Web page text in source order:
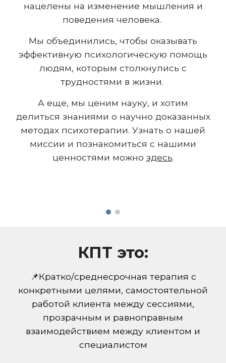
нацелены на изменение мышления и
поведения человека.
Мы объединились, чтобы оказывать
эффективную психологическую помощь
людям, которым столкнулись с
трудностями в жизни.
А еще, мы ценим науку, и хотим
делиться знаниями о научно доказанных
методах психотерапии. Узнать о нашей
миссии и познакомиться с нашими
ценностями можно здесь.
КПТ это:
📌Кратко/среднесрочная терапия c
конкретными целями, самостоятельной
работой клиента между сессиями,
прозрачным и равноправным
взаимодействием между клиентом и
специалистом